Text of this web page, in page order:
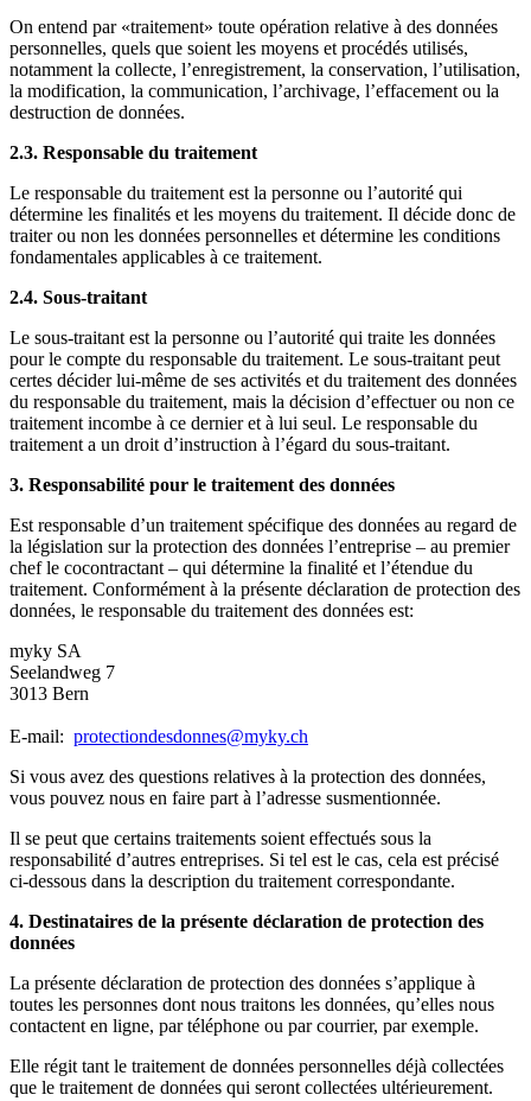
On entend par «traitement» toute opération relative à des données
personnelles, quels que soient les moyens et procédés utilisés,
notamment la collecte, l’enregistrement, la conservation, l’utilisation,
la modification, la communication, l’archivage, l’effacement ou la
destruction de données.
2.3. Responsable du traitement
Le responsable du traitement est la personne ou l’autorité qui
détermine les finalités et les moyens du traitement. Il décide donc de
traiter ou non les données personnelles et détermine les conditions
fondamentales applicables à ce traitement.
2.4. Sous-traitant
Le sous-traitant est la personne ou l’autorité qui traite les données
pour le compte du responsable du traitement. Le sous-traitant peut
certes décider lui-même de ses activités et du traitement des données
du responsable du traitement, mais la décision d’effectuer ou non ce
traitement incombe à ce dernier et à lui seul. Le responsable du
traitement a un droit d’instruction à l’égard du sous-traitant.
3. Responsabilité pour le traitement des données
Est responsable d’un traitement spécifique des données au regard de
la législation sur la protection des données l’entreprise – au premier
chef le cocontractant – qui détermine la finalité et l’étendue du
traitement. Conformément à la présente déclaration de protection des
données, le responsable du traitement des données est:
myky SA
Seelandweg 7
3013 Bern
E-mail: protectiondesdonnes@myky.ch
Si vous avez des questions relatives à la protection des données,
vous pouvez nous en faire part à l’adresse susmentionnée.
Il se peut que certains traitements soient effectués sous la
responsabilité d’autres entreprises. Si tel est le cas, cela est précisé
ci-dessous dans la description du traitement correspondante.
4. Destinataires de la présente déclaration de protection des
données
La présente déclaration de protection des données s’applique à
toutes les personnes dont nous traitons les données, qu’elles nous
contactent en ligne, par téléphone ou par courrier, par exemple.
Elle régit tant le traitement de données personnelles déjà collectées
que le traitement de données qui seront collectées ultérieurement.